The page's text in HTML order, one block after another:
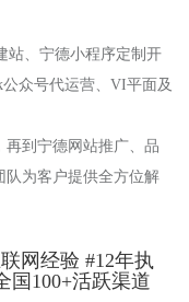
、宁德小程序定制开
众号代运营、VI平面及
到 宁德网站推广、品
队为客户提供全方位解
网经验 #12年执
国100+活跃渠道